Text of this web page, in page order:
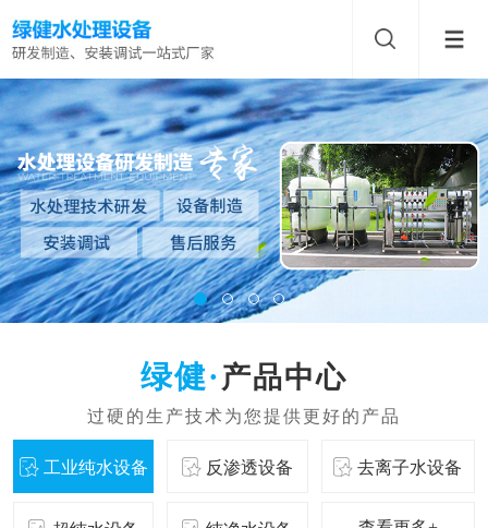
产品中心
工业纯水设备 反渗透设备 去离子水设备